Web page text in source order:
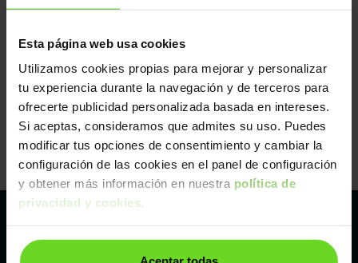
Esta página web usa cookies
Utilizamos cookies propias para mejorar y personalizar
tu experiencia durante la navegación y de terceros para
ofrecerte publicidad personalizada basada en intereses.
Si aceptas, consideramos que admites su uso. Puedes
modificar tus opciones de consentimiento y cambiar la
configuración de las cookies en el panel de configuración
y obtener más información en nuestra política de
privacidad y cookies.
Pertenecemos al líder europeo de